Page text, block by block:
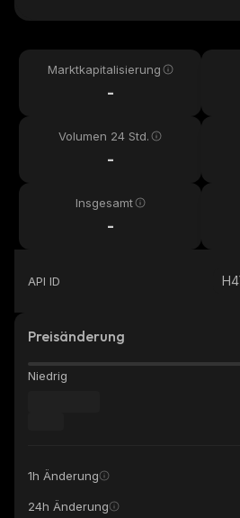
Marktkapitalisierung
-
Volumen 24 Std.
-
Insgesamt
-
API ID
Preisänderung
Niedrig
1h Änderung
24h Änderung